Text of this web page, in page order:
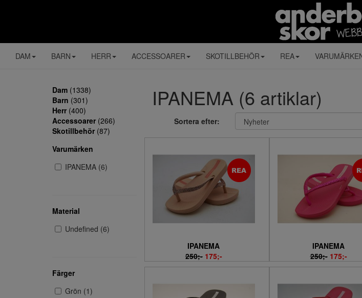
DAM BARN HERR ACCESSOARER SKOTILLBEHÖR REA
Dam (1338)
Barn (301)
Herr (400)
Accessoarer (266)
Skotillbehör (87)
Varumärken
IPANEMA (6)
Material
Undefined (6)
Färger
Grön (1)
IPANEMA (6 artiklar)
Sortera efter:
IPANEMA
250;- 175;-
IPANEMA
250;- 175;-